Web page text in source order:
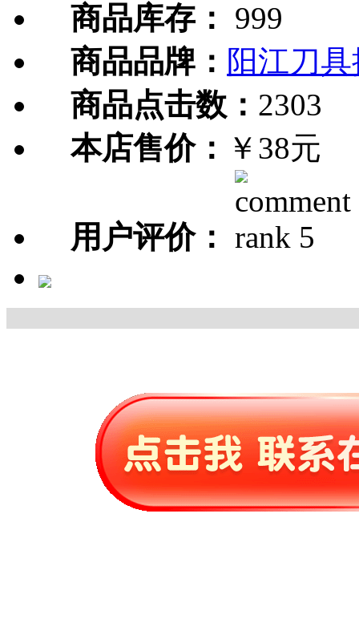
商品库存：
999
商品品牌： 阳江刀
商品点击数： 2303
本店售价： ￥38元
用户评价：